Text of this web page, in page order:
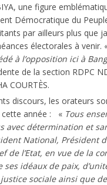
une figure
Démocratique du
par ailleurs plus que
électorales à venir.
à l’opposition ici à
de la section RDPC
COURTÈS.
discours, les orateurs
cette année : « Tous
avec détermination et
National, Président
de l’Etat, en vue de la
ses idéaux de paix,
sociale ainsi que